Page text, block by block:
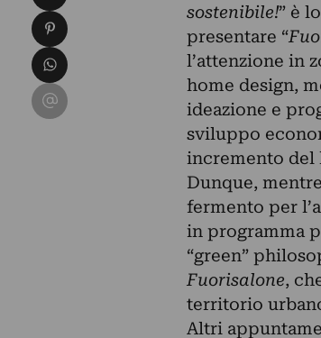
sostenibile!” è
presentare “
l’attenzione in
home design,
ideazione e
sviluppo
incremento del
Dunque,
fermento per
in programma
“green”
Fuorisalone,
territorio
Altri
Condividi su Pinterest
Condividi su WhatsApp
Condividi su Email